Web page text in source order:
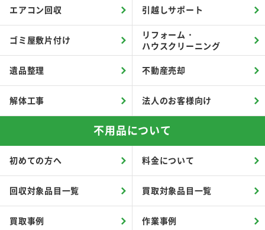
エアコン回収 引越しサポート
ゴミ屋敷片付け
リフォーム・
ハウスクリーニング
遺品整理 不動産売却
解体工事 法人のお客様向け
不用品について
初めての方へ 料金について
回収対象品目一覧 買取対象品目一覧
買取事例 作業事例